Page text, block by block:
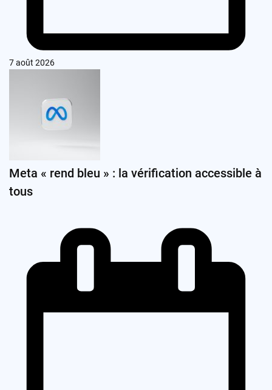
7 août 2026
Meta « rend bleu » : la vérification accessible à
tous